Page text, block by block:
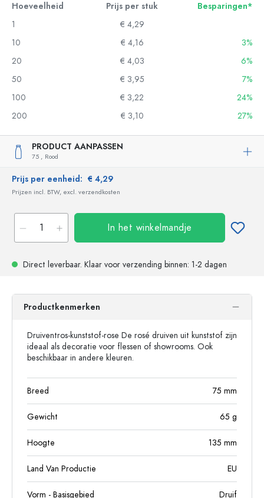
Hoeveelheid Prijs per stuk
Besparingen*
1
€ 4,29
10
€ 4,16
3%
20
€ 4,03
6%
50
€ 3,95
7%
100
€ 3,22
24%
200
€ 3,10 27%
PRODUCT AANPASSEN
75 , Rood
Prijs per eenheid: € 4,29
Prijzen incl. BTW, excl. verzendkosten
In het winkelmandje
Direct leverbaar. Klaar voor verzending binnen: 1-2 dagen
Productkenmerken
Druiventros-kunststof-rose De rosé druiven uit kunststof zijn
ideaal als decoratie voor flessen of showrooms. Ook
beschikbaar in andere kleuren.
Breed 75 mm
Gewicht 65 g
Hoogte 135 mm
Land Van Productie EU
Vorm - Basisgebied Druif